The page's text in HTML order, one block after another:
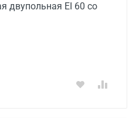
двупольная EI 60 со